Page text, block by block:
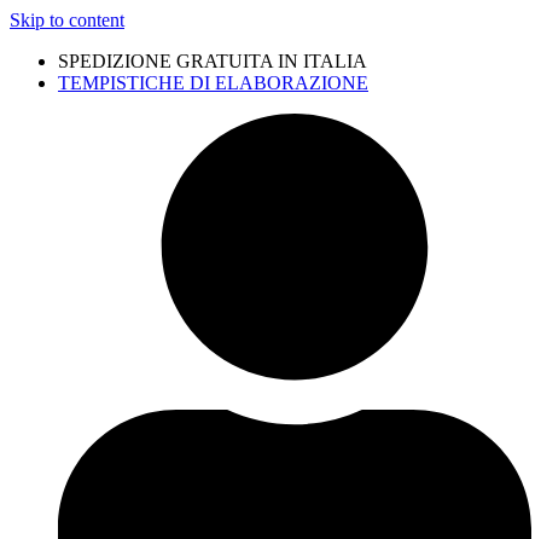
Skip to content
SPEDIZIONE GRATUITA IN ITALIA
TEMPISTICHE DI ELABORAZIONE